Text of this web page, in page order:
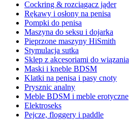
Cockring & rozciągacz jąder
Rękawy i osłony na penisa
Pompki do penisa
Maszyna do seksu i dojarka
Pieprzone maszyny HiSmith
Stymulacja sutka
Sklep z akcesoriami do wiązania
Maski i kneble BDSM
Klatki na penisa i pasy cnoty
Prysznic analny
Meble BDSM i meble erotyczne
Elektroseks
Pejcze, floggery i paddle